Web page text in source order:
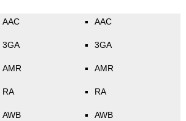
AAC
3GA
AMR
RA
AWB
AAC
3GA
AMR
RA
AWB